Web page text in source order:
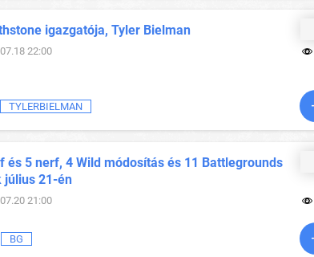
igazgatója, Tyler Bielman
22:00
TYLERBIELMAN
és 5 nerf, 4 Wild módosítás és 11 Battlegrounds
július 21-én
21:00
BG